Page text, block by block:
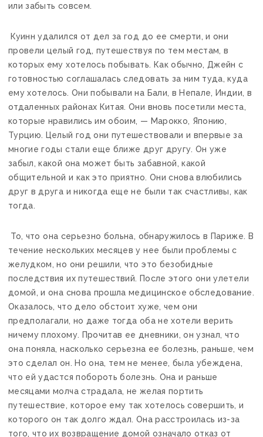
или забыть совсем.
Куинн удалился от дел за год до ее смерти, и они
провели целый год, путешествуя по тем местам, в
которых ему хотелось побывать. Как обычно, Джейн с
готовностью соглашалась следовать за ним туда, куда
ему хотелось. Они побывали на Бали, в Непале, Индии, в
отдаленных районах Китая. Они вновь посетили места,
которые нравились им обоим, — Марокко, Японию,
Турцию. Целый год они путешествовали и впервые за
многие годы стали еще ближе друг другу. Он уже
забыл, какой она может быть забавной, какой
общительной и как это приятно. Они снова влюбились
друг в друга и никогда еще не были так счастливы, как
тогда.
То, что она серьезно больна, обнаружилось в Париже. В
течение нескольких месяцев у нее были проблемы с
желудком, но они решили, что это безобидные
последствия их путешествий. После этого они улетели
домой, и она снова прошла медицинское обследование.
Оказалось, что дело обстоит хуже, чем они
предполагали, но даже тогда оба не хотели верить
ничему плохому. Прочитав ее дневники, он узнал, что
она поняла, насколько серьезна ее болезнь, раньше, чем
это сделал он. Но она, тем не менее, была убеждена,
что ей удастся побороть болезнь. Она и раньше
месяцами молча страдала, не желая портить
путешествие, которое ему так хотелось совершить, и
которого он так долго ждал. Она расстроилась из-за
того, что их возвращение домой означало отказ от